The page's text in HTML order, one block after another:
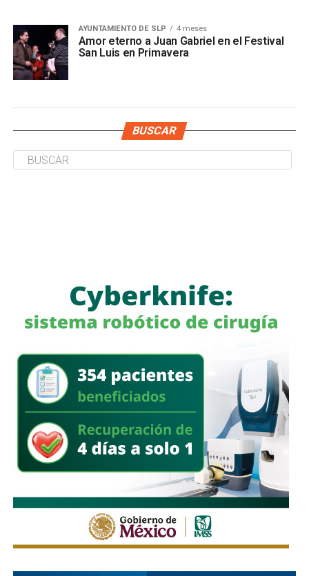
AYUNTAMIENTO DE SLP 4 meses
Amor eterno a Juan Gabriel en el Festival
San Luis en Primavera
BUSCAR